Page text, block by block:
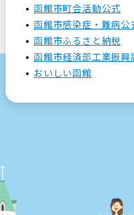
函館市町会活動公式
函館市感染症・難病公
函館市ふるさと納税
函館市経済部工業振興
おいしい函館